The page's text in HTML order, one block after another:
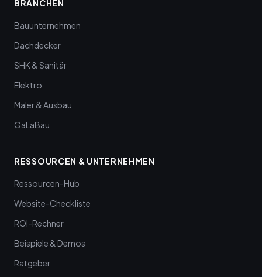
BRANCHEN
Bauunternehmen
Dachdecker
SHK & Sanitär
Elektro
Maler & Ausbau
GaLaBau
RESSOURCEN & UNTERNEHMEN
Ressourcen-Hub
Website-Checkliste
ROI-Rechner
Beispiele & Demos
Ratgeber